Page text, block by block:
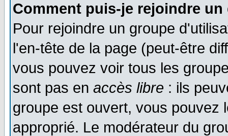
Comment puis-je rejoindre
Pour rejoindre un groupe
l'en-tête de la page (peut-être
vous pouvez voir tous les
sont pas en accès libre : ils
groupe est ouvert, vous pouvez
approprié. Le modérateur du